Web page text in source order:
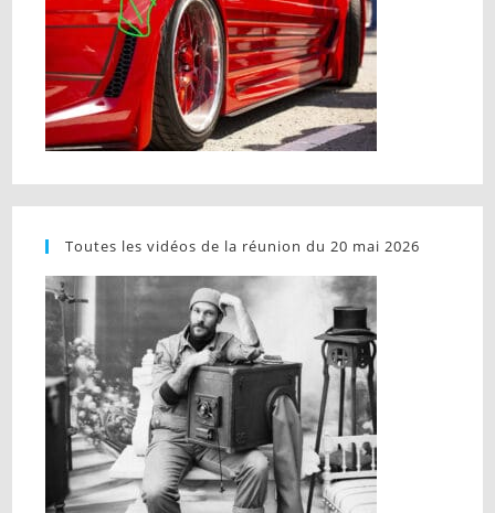
Toutes les vidéos de la réunion du 20 mai 2026